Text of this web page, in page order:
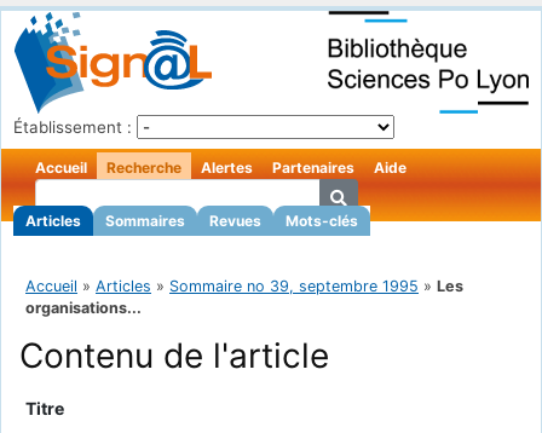
Établissement :
Accueil Recherche
Articles Sommaires Revues Mots-clés
Alertes Partenaires Aide
Accueil » Articles » Sommaire no 39, septembre 1995 » Les
organisations...
Contenu de l'article
Titre